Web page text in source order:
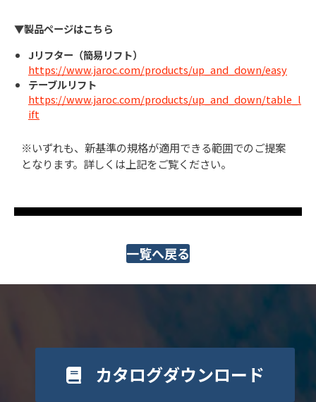
▼製品ページはこちら
Jリフター（簡易リフト）
https://www.jaroc.com/products/up_and_down/easy
テーブルリフト
https://www.jaroc.com/products/up_and_down/table_l
ift
※いずれも、新基準の規格が適用できる範囲でのご提案
となります。詳しくは上記をご覧ください。
一覧へ戻る
カタログダウンロード